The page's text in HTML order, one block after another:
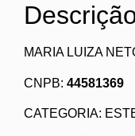
MARIA LUIZA
CNPB: 44581369
CATEGORIA: